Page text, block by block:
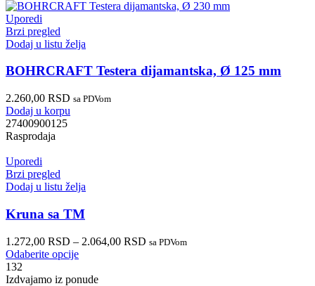
Uporedi
Brzi pregled
Dodaj u listu želja
BOHRCRAFT Testera dijamantska, Ø 125 mm
2.260,00 RSD sa PDVom
Dodaj u korpu
27400900125
Rasprodaja
Uporedi
Brzi pregled
Dodaj u listu želja
Kruna sa TM
1.272,00 RSD – 2.064,00 RSD sa PDVom
Odaberite opcije
132
Izdvajamo iz ponude